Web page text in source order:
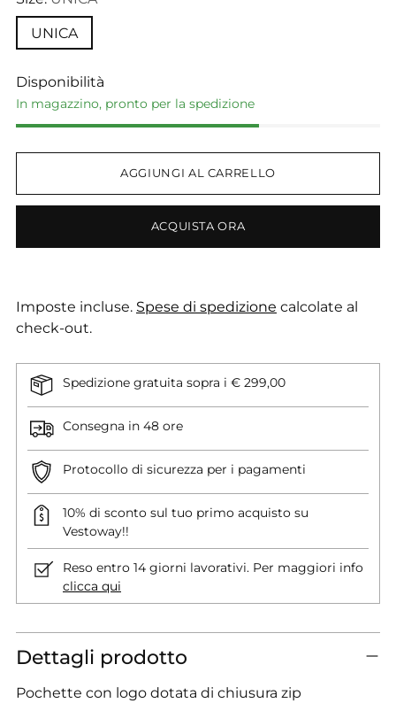
UNICA
Disponibilità
In magazzino, pronto per la spedizione
AGGIUNGI AL CARRELLO
ACQUISTA ORA
Imposte incluse. Spese di spedizione calcolate al
check-out.
Spedizione gratuita sopra i € 299,00
Consegna in 48 ore
Protocollo di sicurezza per i pagamenti
10% di sconto sul tuo primo acquisto su
Vestoway!!
Reso entro 14 giorni lavorativi. Per maggiori info
clicca qui
Dettagli prodotto
Pochette con logo dotata di chiusura zip